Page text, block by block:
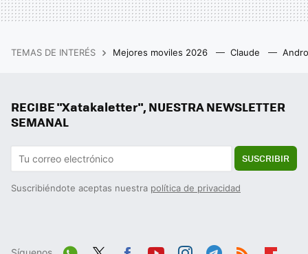
TEMAS DE INTERÉS Mejores moviles 2026 Claude
RECIBE "Xatakaletter", NUESTRA NEWSLETTER
SEMANAL
SUSCRIBIR
Suscribiéndote aceptas nuestra política de privacidad